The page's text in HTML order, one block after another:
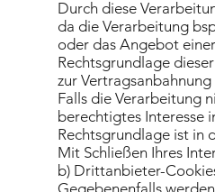
Durch diese
da die Verarbeitung
oder das Angebot
Rechtsgrundlage
zur
Falls die Verarbeitung
berechtigtes Interesse
Rechtsgrundlage ist in
Mit Schließen Ihres
b) Drittanbieter-
Gegebenenfalls